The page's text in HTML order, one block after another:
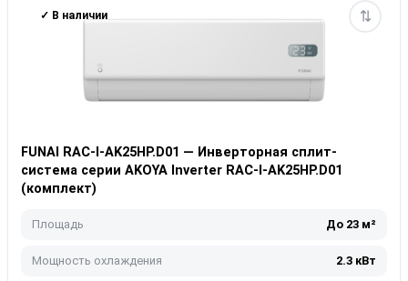
✓ В наличии
FUNAI RAC-I-AK25HP.D01 — Инверторная сплит-
система серии AKOYA Inverter RAC-I-AK25HP.D01
(комплект)
Площадь До 23 м²
Мощность охлаждения 2.3 кВт